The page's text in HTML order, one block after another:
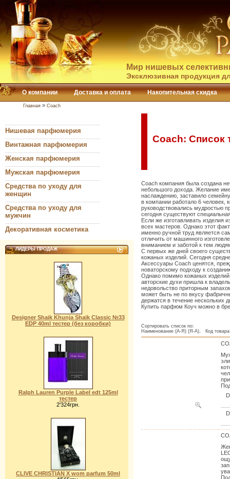
Мир нишевых
Эксклюзивная продукция
О компании Доставка и оплата Накопительная скидка
Главная » Coach
Нишевая парфюмерия
Винтажная парфюмерия
Женская парфюмерия
Мужская парфюмерия
Средства по уходу для
женщин
Средства по уходу для
мужчин
Декоративная косметика
ЛИДЕРЫ ПРОДАЖ
Designer Shaik Khunja Shaik Classic №33
EDP 40ml тестер (без коробки)
Ralph Lauren Purple Label edt 125ml
тестер
2'324грн.
CLIVE CHRISTIAN X wom parfum 50ml
Coach: Список
Coach компания была создана
небольшого дохода. Желание
наслаждению, заставило
в компании работало 6 человек,
руководствовались мудростью
сегодня существуют
Если же изготавливать изделия
всех мастеров. Однако этот
именно ручной труд является
отличить от машинного
вниманием и заботой к тем
С первых же дней своего
кожаных изделий. Сегодня
Аксессуары Coach ценятся,
новаторскому подходу к
Однако помимо кожаных
авторские духи пришла к
недовольство приторным
может быть не по вкусу
держатся в течение нескольких
Купить парфюм Коуч можно в
Сортировать список по:
Наименование (А-Я) (Я-А), Код